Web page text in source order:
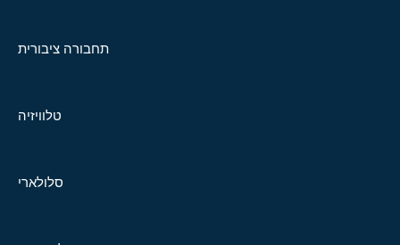
תחבורה ציבורית
טלוויזיה
סלולארי